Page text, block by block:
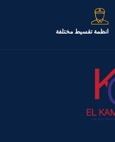
انظمة تقسيط مختلفة